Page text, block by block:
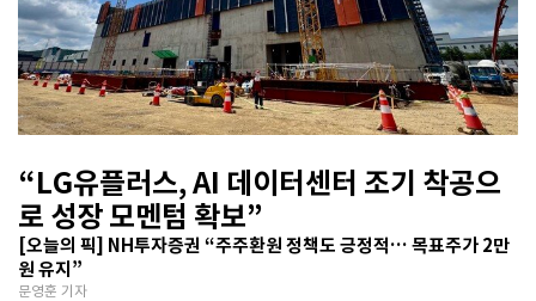
“LG유플러스, AI 데이터센터 조기 착공으
로 성장 모멘텀 확보”
[오늘의 픽] NH투자증권 “주주환원 정책도 긍정적… 목표주가 2만
원 유지”
문영훈 기자